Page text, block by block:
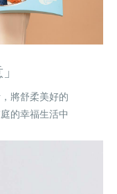
將舒柔美好的
的幸福生活中